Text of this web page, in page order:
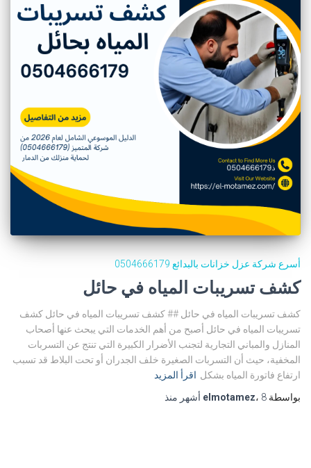
أسرع شركة عزل خزانات بالبدائع 0504666179
كشف تسريبات المياه في حائل
كشف تسريبات المياه في حائل ## كشف تسريبات المياه في حائل كشف
تسريبات المياه في حائل أصبح من أهم الخدمات التي يبحث عنها أصحاب
المنازل والمباني التجارية لتجنب الأضرار الكبيرة التي تنتج عن التسربات
المخفية، حيث أن التسربات الصغيرة خلف الجدران أو تحت البلاط قد تسبب
ارتفاع فاتورة المياه بشكل اقرأ المزيد
بواسطة
elmotamez، 8 أشهر منذ